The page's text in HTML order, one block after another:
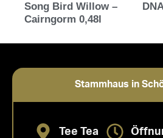
Song Bird Willow –
Cairngorm 0,48l
Stammhaus in
Tee Tea